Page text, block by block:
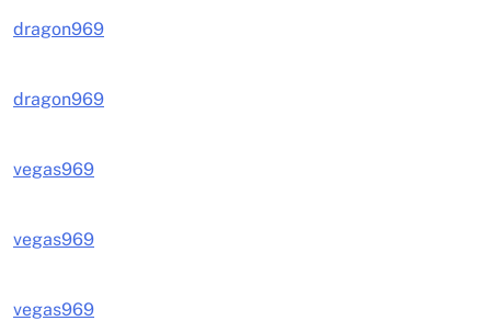
dragon969
dragon969
vegas969
vegas969
vegas969